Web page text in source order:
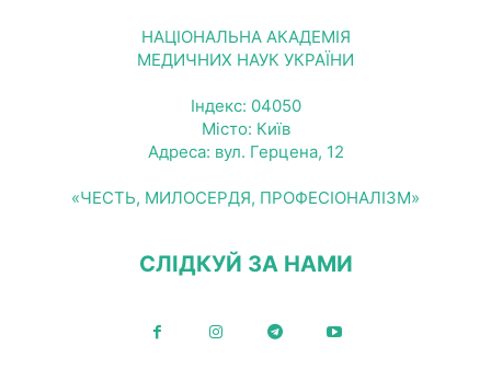
НАЦІОНАЛЬНА АКАДЕМІЯ
МЕДИЧНИХ НАУК УКРАЇНИ
Індекс: 04050
Місто: Київ
Адреса: вул. Герцена, 12
«ЧЕСТЬ, МИЛОСЕРДЯ, ПРОФЕСІОНАЛІЗМ»
СЛІДКУЙ ЗА НАМИ